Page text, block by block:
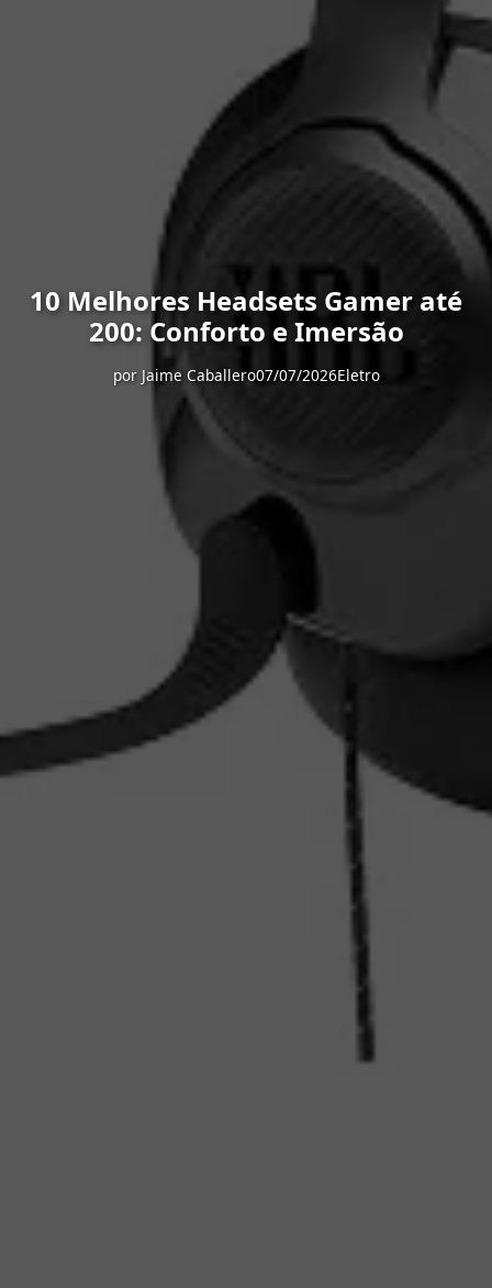
10 Melhores Headsets Gamer até
200: Conforto e Imersão
por Jaime Caballero07/07/2026Eletro